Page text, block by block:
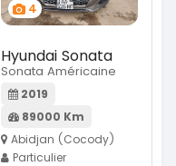
4
Hyundai Sonata
Sonata Américaine
2019
89000 Km
Abidjan (Cocody)
Particulier